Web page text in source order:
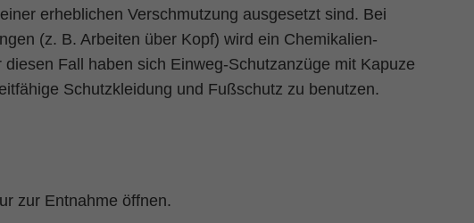
erheblichen Verschmutzung ausgesetzt sind. Bei
(z. B. Arbeiten über Kopf) wird ein Chemikalien-
Fall haben sich Einweg-Schutzanzüge mit Kapuze
Schutzkleidung und Fußschutz zu benutzen.
zur Entnahme öffnen.